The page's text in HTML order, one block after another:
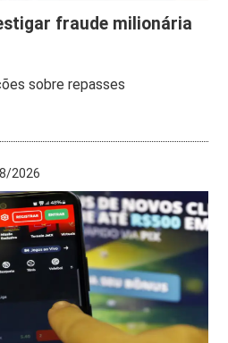
fraude milionária
sobre repasses
2026